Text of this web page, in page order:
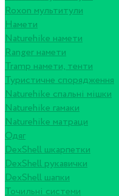
Roxon мультитули
Намети
Naturehike намети
Ranger намети
Tramp намети, тенти
Туристичне спорядження
Naturehike спальні мішки
Naturehike гамаки
Naturehike матраци
Одяг
DexShell шкарпетки
DexShell рукавички
DexShell шапки
Точильні системи